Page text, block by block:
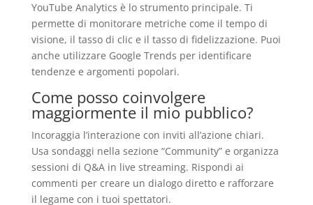
YouTube Analytics è lo strumento principale. Ti
permette di monitorare metriche come il tempo di
visione, il tasso di clic e il tasso di fidelizzazione. Puoi
anche utilizzare Google Trends per identificare
tendenze e argomenti popolari.
Come posso coinvolgere
maggiormente il mio pubblico?
Incoraggia l’interazione con inviti all’azione chiari.
Usa sondaggi nella sezione “Community” e organizza
sessioni di Q&A in live streaming. Rispondi ai
commenti per creare un dialogo diretto e rafforzare
il legame con i tuoi spettatori.